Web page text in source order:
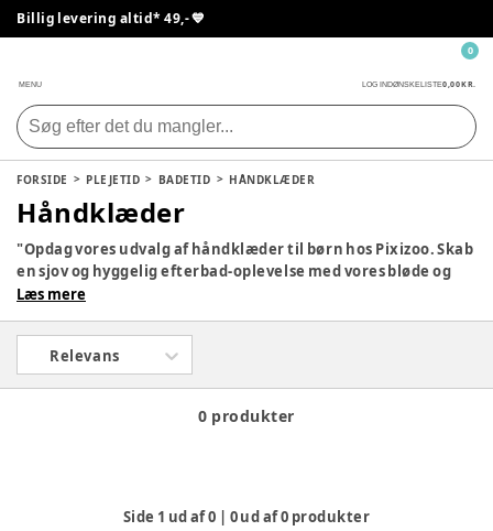
Billig levering altid* 49,- 💙
MENU LOG INDØNSKELISTE0,00 KR.
0
FORSIDE PLEJETID BADETID HÅNDKLÆDER
Håndklæder
"Opdag vores udvalg af håndklæder til børn hos Pixizoo. Skab
en sjov og hyggelig efterbad-oplevelse med vores bløde og
farverige håndklæder til børn.
Læs mere
Relevans
0 produkter
Side 1 ud af0 | 0ud af0 produkter